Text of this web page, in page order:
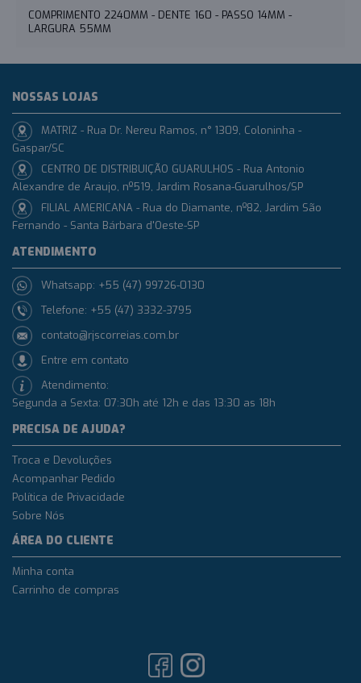
COMPRIMENTO 2240MM - DENTE 160 - PASSO 14MM -
LARGURA 55MM
NOSSAS LOJAS
MATRIZ - Rua Dr. Nereu Ramos, n° 1309, Coloninha -
Gaspar/SC
CENTRO DE DISTRIBUIÇÃO GUARULHOS - Rua Antonio
Alexandre de Araujo, nº519, Jardim Rosana-Guarulhos/SP
FILIAL AMERICANA - Rua do Diamante, nº82, Jardim São
Fernando - Santa Bárbara d'Oeste-SP
ATENDIMENTO
Whatsapp: +55 (47) 99726-0130
Telefone: +55 (47) 3332-3795
contato@rjscorreias.com.br
Entre em contato
Atendimento:
Segunda a Sexta: 07:30h até 12h e das 13:30 as 18h
PRECISA DE AJUDA?
Troca e Devoluções
Acompanhar Pedido
Política de Privacidade
Sobre Nós
ÁREA DO CLIENTE
Minha conta
Carrinho de compras